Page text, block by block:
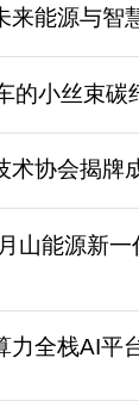
来能源与智
的小丝束碳
术协会揭牌
山能源新
力全栈AI平